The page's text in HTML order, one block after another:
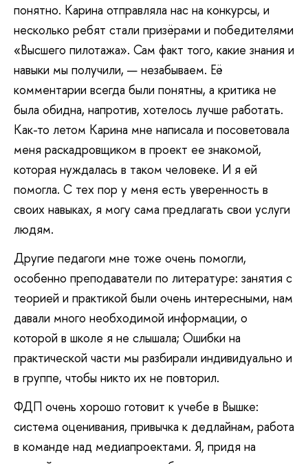
понятно. Карина отправляла нас на конкурсы, и
несколько ребят стали призёрами и победителями
«Высшего пилотажа». Сам факт того, какие знания и
навыки мы получили, — незабываем. Её
комментарии всегда были понятны, а критика не
была обидна, напротив, хотелось лучше работать.
Как-то летом Карина мне написала и посоветовала
меня раскадровщиком в проект ее знакомой,
которая нуждалась в таком человеке. И я ей
помогла. С тех пор у меня есть уверенность в
своих навыках, я могу сама предлагать свои услуги
людям.
Другие педагоги мне тоже очень помогли,
особенно преподаватели по литературе: занятия с
теорией и практикой были очень интересными, нам
давали много необходимой информации, о
которой в школе я не слышала; Ошибки на
практической части мы разбирали индивидуально и
в группе, чтобы никто их не повторил.
ФДП очень хорошо готовит к учебе в Вышке:
система оценивания, привычка к дедлайнам, работа
в команде над медиапроектами. Я, придя на